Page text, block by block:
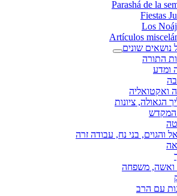
Parashá de la
Fiestas
Los
Artículos
שונים
התורה
ומדע
ואקטואליה
הגאולה, ציונות
המקדש
והגוים, בני נח, עבודה זרה
ואשה, משפחה
עם הרב